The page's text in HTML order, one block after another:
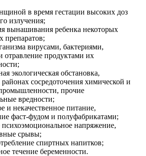
в время гестации высоких доз
излучения;
вынашивания ребенка некоторых
препаратов;
вирусами, бактериями,
отравление продуктами их
экологическая обстановка,
сосредоточения химической и
прочие
вредности;
и некачественное питание,
фаст-фудом и полуфабрикатами;
напряжение,
срывы;
спиртных напитков;
течение беременности.